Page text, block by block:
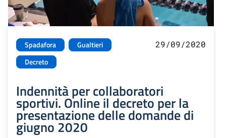
Spadafora
Gualtieri
Decreto
29/09/2020
Indennità per collaboratori
sportivi. Online il decreto per la
presentazione delle domande di
giugno 2020